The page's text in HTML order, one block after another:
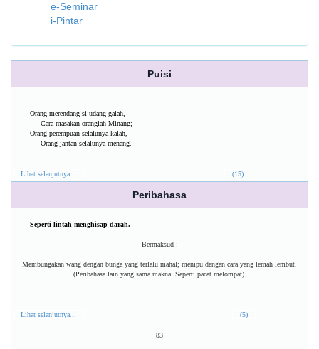
e-Seminar
i-Pintar
Puisi
Orang merendang si udang galah,
Cara masakan oranglah Minang;
Orang perempuan selalunya kalah,
Orang jantan selalunya menang.
Lihat selanjutnya... (15)
Peribahasa
Seperti lintah menghisap darah.
Bermaksud :
Membungakan wang dengan bunga yang terlalu mahal; menipu dengan cara yang lemah lembut.
(Peribahasa lain yang sama makna: Seperti pacat melompat).
Lihat selanjutnya... (5)
83